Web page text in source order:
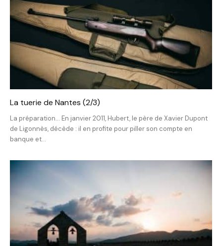
La tuerie de Nantes (2/3)
La préparation... En janvier 2011, Hubert, le père de Xavier Dupont
de Ligonnès, décède : il en profite pour piller son compte en
banque et...